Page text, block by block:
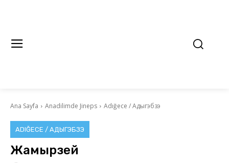
Ana Sayfa Anadilimde Jineps Adığece / Адыгэбзэ
ADIĞECE / АДЫГЭБЗЭ
Жамырзей